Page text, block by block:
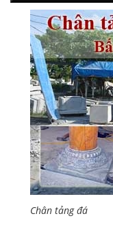
Chân tảng đá